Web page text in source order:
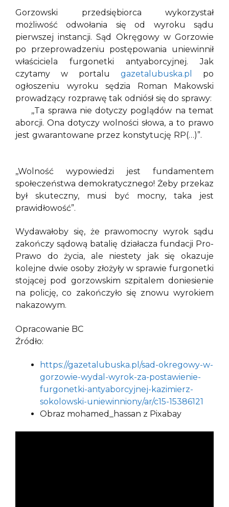
Gorzowski przedsiębiorca wykorzystał
możliwość odwołania się od wyroku sądu
pierwszej instancji. Sąd Okręgowy w Gorzowie
po przeprowadzeniu postępowania uniewinnił
właściciela furgonetki antyaborcyjnej. Jak
czytamy w portalu gazetalubuska.pl
po
ogłoszeniu wyroku sędzia Roman Makowski
prowadzący rozprawę tak odniósł się do sprawy:
,,Ta sprawa nie dotyczy poglądów na temat
aborcji. Ona dotyczy wolności słowa, a to prawo
jest gwarantowane przez konstytucję RP(…)”.
,,Wolność wypowiedzi jest fundamentem
społeczeństwa demokratycznego! Żeby przekaz
był skuteczny, musi być mocny, taka jest
prawidłowość”.
Wydawałoby się, że prawomocny wyrok sądu
zakończy sądową batalię działacza fundacji Pro-
Prawo do życia, ale niestety jak się okazuje
kolejne dwie osoby złożyły w sprawie furgonetki
stojącej pod gorzowskim szpitalem doniesienie
na policję, co zakończyło się znowu wyrokiem
nakazowym.
Opracowanie BC
Źródło:
https://gazetalubuska.pl/sad-okregowy-w-
gorzowie-wydal-wyrok-za-postawienie-
furgonetki-antyaborcyjnej-kazimierz-
sokolowski-uniewinniony/ar/c15-15386121
Obraz mohamed_hassan z Pixabay